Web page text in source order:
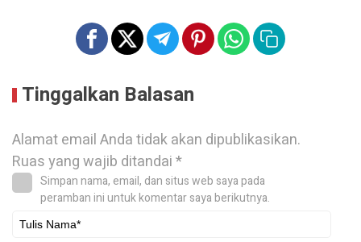
Tinggalkan Balasan
Alamat email Anda tidak akan dipublikasikan.
Ruas yang wajib ditandai*
Simpan nama, email, dan situs web saya pada
peramban ini untuk komentar saya berikutnya.